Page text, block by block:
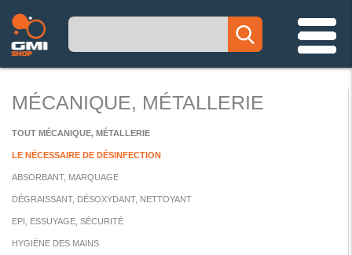
MÉCANIQUE, MÉTALLERIE
TOUT MÉCANIQUE, MÉTALLERIE
LE NÉCESSAIRE DE DÉSINFECTION
ABSORBANT, MARQUAGE
DÉGRAISSANT, DÉSOXYDANT, NETTOYANT
EPI, ESSUYAGE, SÉCURITÉ
HYGIÈNE DES MAINS